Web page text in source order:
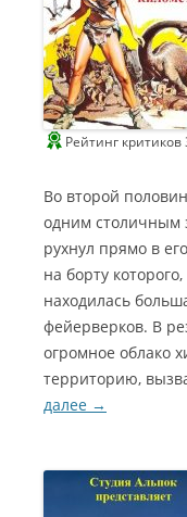
Рейтинг критиков
Во второй
одним столичным
рухнул прямо в
на борту
находилась
фейерверков. В
огромное облако
территорию,
далее →